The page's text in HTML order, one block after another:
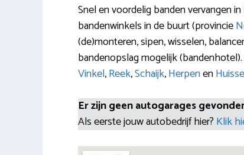
Snel en voordelig banden vervangen
bandenwinkels in de buurt (provincie
(de)monteren, sipen, wisselen,
bandenopslag mogelijk
Vinkel,Reek,Schaijk,Herpenen
Er zijn geen autogarages
Als eerste jouw autobedrijf hier? Klik